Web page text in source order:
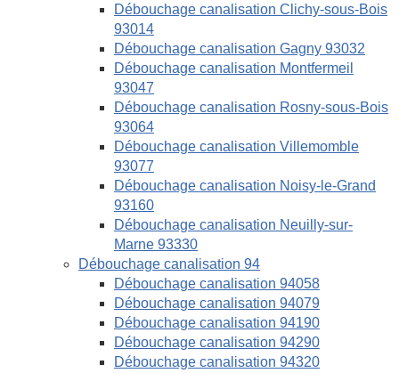
Débouchage canalisation Clichy-sous-Bois
93014
Débouchage canalisation Gagny 93032
Débouchage canalisation Montfermeil
93047
Débouchage canalisation Rosny-sous-Bois
93064
Débouchage canalisation Villemomble
93077
Débouchage canalisation Noisy-le-Grand
93160
Débouchage canalisation Neuilly-sur-
Marne 93330
Débouchage canalisation 94
Débouchage canalisation 94058
Débouchage canalisation 94079
Débouchage canalisation 94190
Débouchage canalisation 94290
Débouchage canalisation 94320